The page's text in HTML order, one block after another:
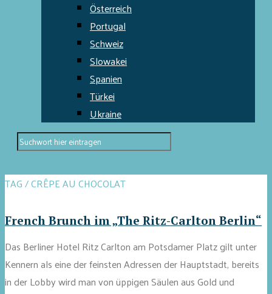
Österreich
Portugal
Schweiz
Slowakei
Spanien
Türkei
Ukraine
TAG / CRÊPE AU CHOCOLAT
French Brunch im „The Ritz-Carlton Berlin“
Das Berliner Hotel Ritz Carlton am Potsdamer Platz gilt unter
Kennern als eine der feinsten Adressen der Hauptstadt, bereits
in der Lobby wird man von üppigen Säulen aus Gold und